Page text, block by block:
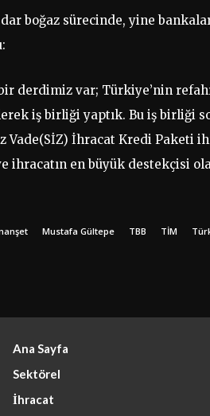
boğaz sürecinde, yine
derdimiz var; Türkiye’nin
iş birliği yaptık. Bu iş birliği
Vade(SİZ) İhracat Kredi Paketi
ihracatın en büyük destekçisi
Mustafa Gültepe TBB TİM
Ana Sayfa
Sektörel
İhracat